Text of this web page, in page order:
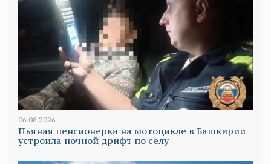
06.08.2026
Пьяная пенсионерка на мотоцикле в Башкирии
устроила ночной дрифт по селу